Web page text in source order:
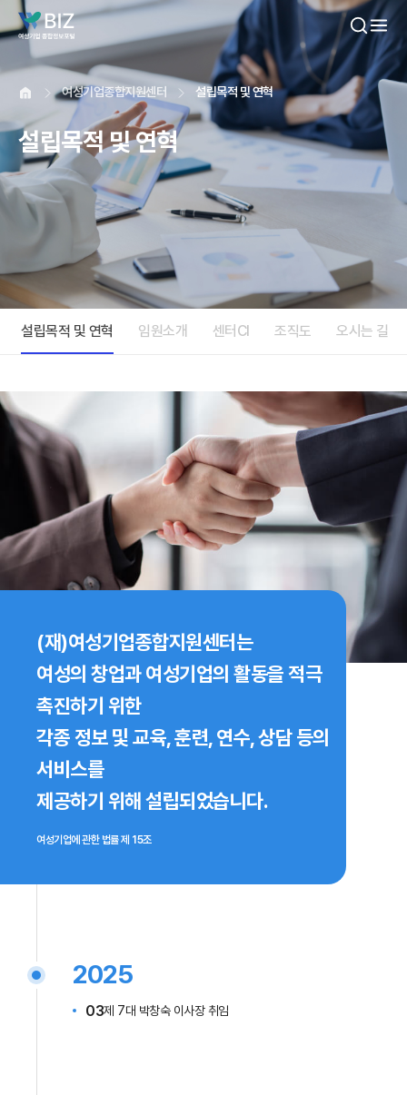
본문내용 바로가기
여성기업종합지원센터 설립목적 및 연혁
설립목적 및 연혁
설립목적 및 연혁 임원소개 센터CI 조직도 오시는 길
(재)여성기업종합지원센터는
여성의 창업과 여성기업의 활동을 적극
촉진하기 위한
각종 정보 및 교육, 훈련, 연수, 상담 등의
서비스를
제공하기 위해 설립되었습니다.
여성기업에 관한 법률 제 15조
2025
03제 7대 박창숙 이사장 취임